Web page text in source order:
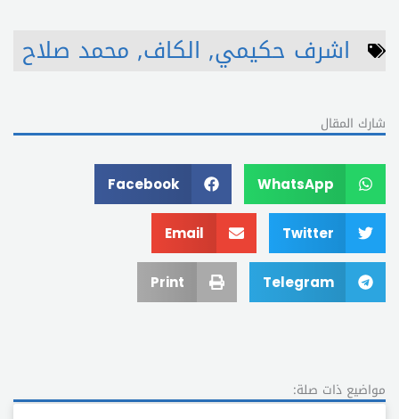
اشرف حكيمي, الكاف, محمد صلاح
شارك المقال
WhatsApp
Facebook
Twitter
Email
Telegram
Print
مواضيع ذات صلة: